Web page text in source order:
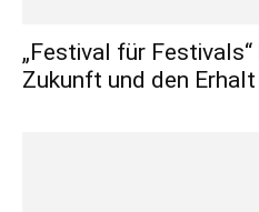
„Festival für
Zukunft und den Erhalt